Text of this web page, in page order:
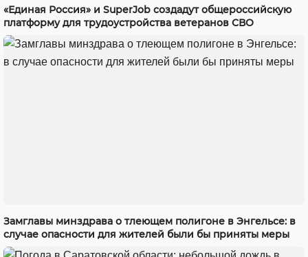
«Единая Россия» и SuperJob создадут общероссийскую
платформу для трудоустройства ветеранов СВО
Замглавы минздрава о тлеющем полигоне в Энгельсе: в
случае опасности для жителей были бы приняты меры